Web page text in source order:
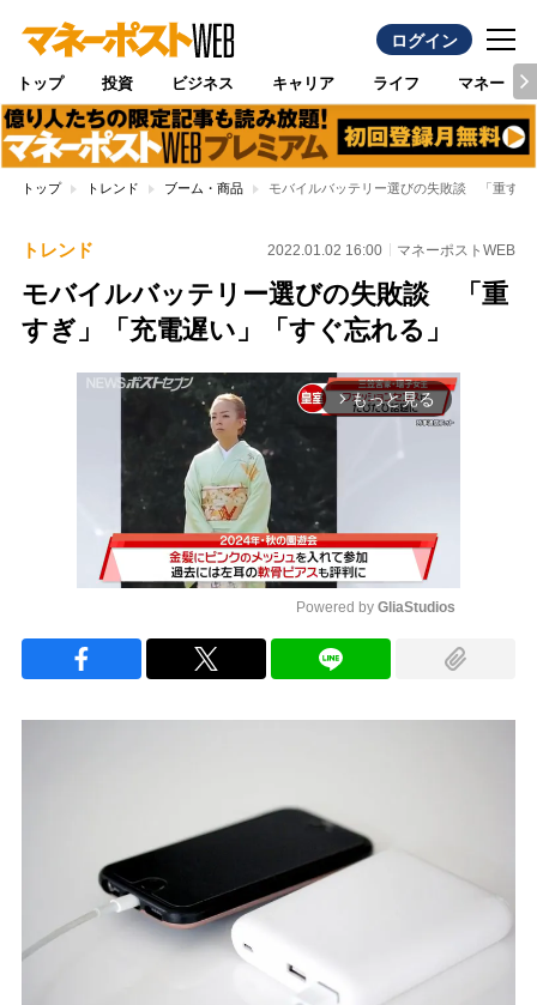
ログイン
トップ 投資 ビジネス キャリア ライフ マネー
トップ トレンド ブーム・商品 モバイルバッテリー選びの失敗談 「重すぎ
トレンド 2022.01.02 16:00 マネーポストWEB
モバイルバッテリー選びの失敗談 「重
すぎ」「充電遅い」「すぐ忘れる」
arrow_forward_ios もっと見る
Powered by GliaStudios